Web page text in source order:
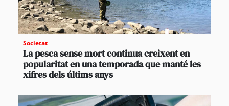
Societat
La pesca sense mort continua creixent en
popularitat en una temporada que manté les
xifres dels últims anys